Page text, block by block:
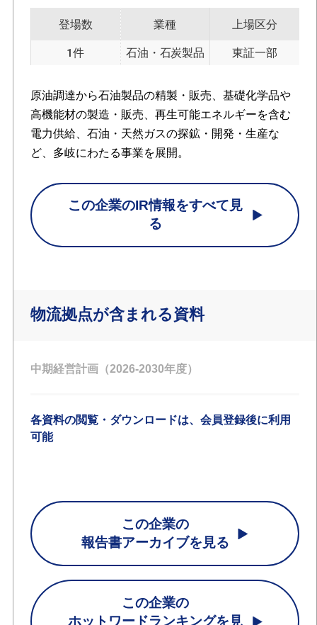
登場数
1件
業種
石油・石炭製品
上場区分
東証一部
原油調達から石油製品の精製・販売、基礎化学品や
高機能材の製造・販売、再生可能エネルギーを含む
電力供給、石油・天然ガスの探鉱・開発・生産な
ど、多岐にわたる事業を展開。
この企業のIR情報をすべて見
る
物流拠点が含まれる資料
中期経営計画（2026-2030年度）
各資料の閲覧・ダウンロードは、会員登録後に利用
可能
この企業の
報告書アーカイブを見る
この企業の
ホットワードランキングを見